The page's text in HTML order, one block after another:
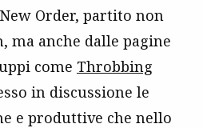
Order, partito non
ma anche dalle pagine
come Throbbing
in discussione le
e produttive che nello